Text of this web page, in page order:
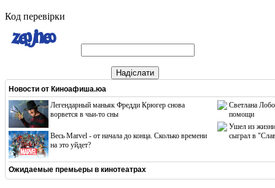
Код перевірки
Надіслати
Новости от Киноафиша.юа
Легендарный маньяк Фредди Крюгер снова
ворвется в чьи-то сны
Весь Marvel - от начала до конца. Сколько времени
на это уйдет?
Светлана
помощи
Ушел из жизни
сыграл в
Ожидаемые премьеры в кинотеатрах